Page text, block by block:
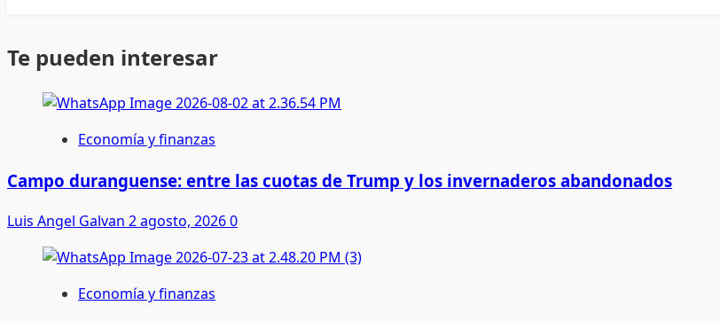
Te pueden interesar
Economía y finanzas
Campo duranguense: entre las cuotas de Trump y los invernaderos abandonados
Luis Angel Galvan 2 agosto, 20260
Economía y finanzas